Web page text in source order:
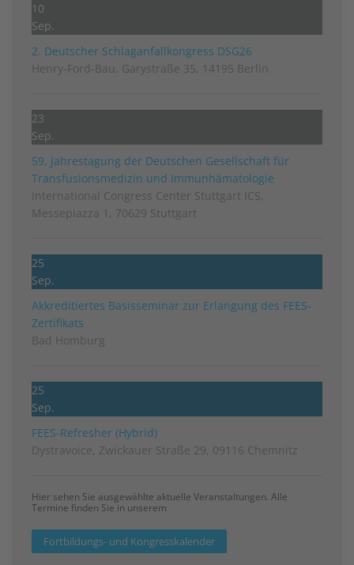
10
Sep.
2. Deutscher Schlag­anfall­kongress DSG26
Henry-Ford-Bau, Garystraße 35, 14195 Berlin
23
Sep.
59. Jahrestagung der Deutschen Gesellschaft für
Transfusionsmedizin und Immunhämatologie
International Congress Center Stuttgart ICS,
Messepiazza 1, 70629 Stuttgart
25
Sep.
Akkreditiertes Basisseminar zur Erlangung des FEES-
Zertifikats
Bad Homburg
25
Sep.
FEES-Refresher (Hybrid)
Dystravoice, Zwickauer Straße 29, 09116 Chemnitz
Hier sehen Sie ausgewählte aktuelle Veranstaltungen. Alle
Termine finden Sie in unserem
Fortbildungs- und Kongresskalender